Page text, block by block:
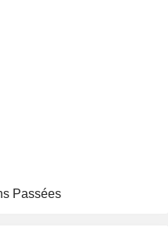
Passées